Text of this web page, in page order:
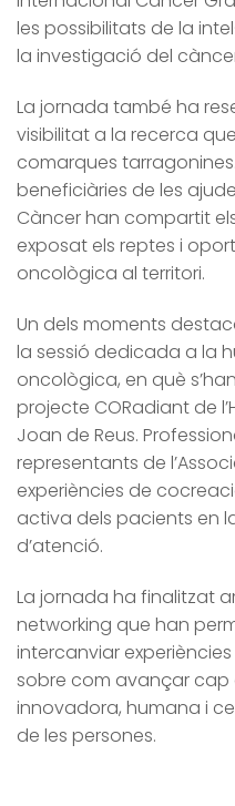
les possibilitats de la
la investigació del
La jornada també ha
visibilitat a la recerca
comarques
beneficiàries de les
Càncer han compartit
exposat els reptes i
oncològica al territori.
Un dels moments
la sessió dedicada a la
oncològica, en què
projecte CORadiant de
Joan de Reus.
representants de
experiències de
activa dels pacients en
d’atenció.
La jornada ha finalitzat
networking que han
intercanviar
sobre com avançar
innovadora, humana i
de les persones.